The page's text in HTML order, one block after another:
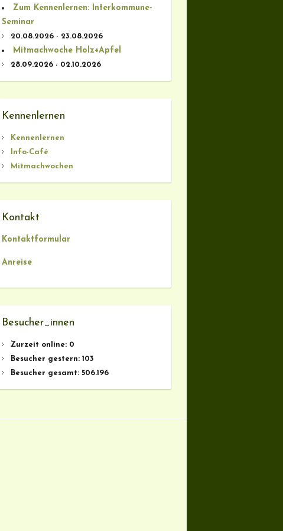
Zum Kennenlernen: Interkommune-
Seminar
20.08.2026 - 23.08.2026
Mitmachwoche Holz+Apfel
28.09.2026 - 02.10.2026
Kennenlernen
Kennenlernen
Info-Café
Mitmachwochen
Kontakt
Kontaktformular
Anreise
Besucher_innen
Zurzeit online: 0
Besucher gestern: 103
Besucher gesamt: 506.196